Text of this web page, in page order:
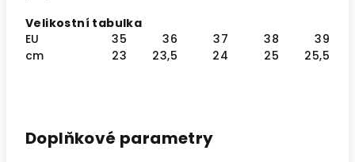
Velikostní tabulka
EU
35 36 37 38
39
cm
23 23,5 24 25 25,5
Doplňkové parametry